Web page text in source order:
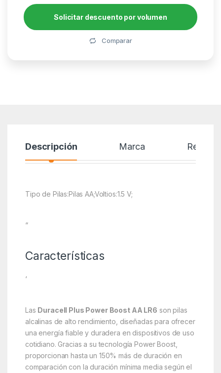
Solicitar descuento por volumen
Comparar
Descripción Marca Reseñas
Tipo de Pilas:Pilas AA;Voltios:1.5 V;
“
Características
‘
Las Duracell Plus Power Boost AA LR6 son pilas
alcalinas de alto rendimiento, diseñadas para ofrecer
una energía fiable y duradera en dispositivos de uso
cotidiano. Gracias a su tecnología Power Boost,
proporcionan hasta un 150% más de duración en
comparación con la duración mínima media según el